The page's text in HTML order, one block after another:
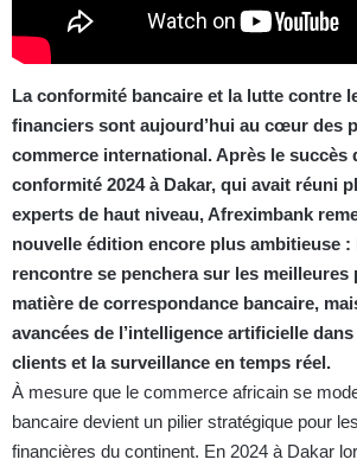
La conformité bancaire et la lutte contre
financiers sont aujourd’hui au cœur des
commerce international. Après le succès
conformité 2024 à Dakar, qui avait réuni
experts de haut niveau, Afreximbank
nouvelle édition encore plus ambitieuse :
rencontre se penchera sur les meilleures
matière de correspondance bancaire,
avancées de l’intelligence artificielle
clients et la surveillance en temps réel.
À mesure que le commerce africain se
bancaire devient un pilier stratégique pour
financières du continent. En 2024 à Dakar